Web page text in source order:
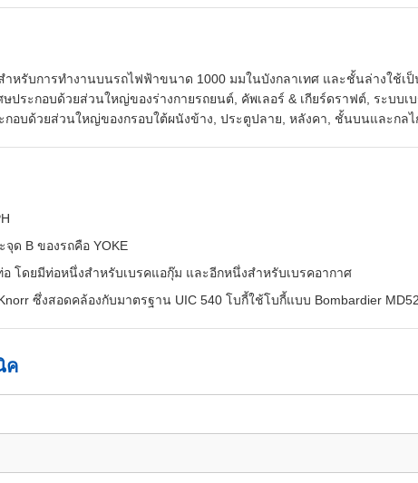
าหรับการทํางานบนรถไฟฟ้าขนาด 1000 มมในบังกลาเทศ และชั้นล่างใ
ษประกอบด้วยส่วนใหญ่ของร่างกายรถยนต์, คัพเลอร์ & เกียร์ดราฟต์, ระบบ
กอบด้วยส่วนใหญ่ของกรอบใต้ผนังข้าง, ประตูปลาย, หลังคา, ชั้นบนและกลไ
จุด B ของรถคือ YOKE
อ โดยมีท่อหนึ่งสําหรับเบรคแอกุ๊ม และอีกหนึ่งสําหรับเบรคอากาศ
ซึ่งสอดคล้องกับมาตรฐาน UIC 540 โบกี้ใช้โบกี้แบบ Bombardier
ค